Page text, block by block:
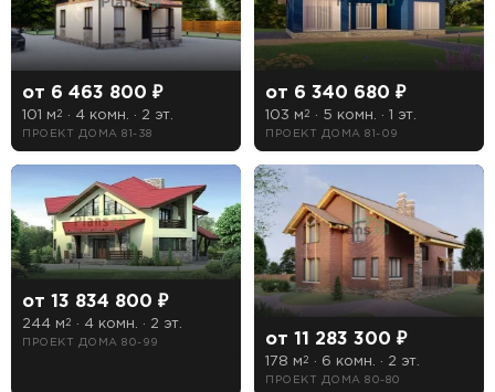
от 6 463 800 ₽
101 м2 · 4 комн. · 2 эт.
ПРОЕКТ ДОМА 81-38
от 6 340 680 ₽
103 м2 · 5 комн. · 1 эт.
ПРОЕКТ ДОМА 81-09
от 13 834 800 ₽
244 м2 · 4 комн. · 2 эт.
ПРОЕКТ ДОМА 80-99 от 11 283 300 ₽
178 м2 · 6 комн. · 2 эт.
ПРОЕКТ ДОМА 80-80